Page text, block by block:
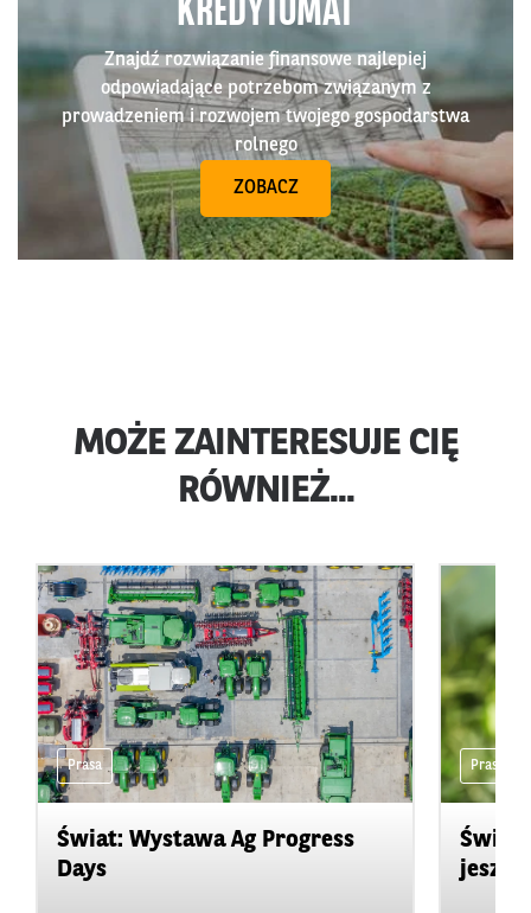
KREDYTOMAT
Znajdź rozwiązanie finansowe najlepiej
odpowiadające potrzebom związanym z
prowadzeniem i rozwojem twojego gospodarstwa
rolnego
ZOBACZ
MOŻE ZAINTERESUJE CIĘ
RÓWNIEŻ...
Prasa
Świat: Wystawa Ag Progress
Days
Prasa
Świat: